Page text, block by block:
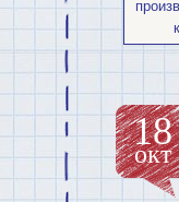
18
окт